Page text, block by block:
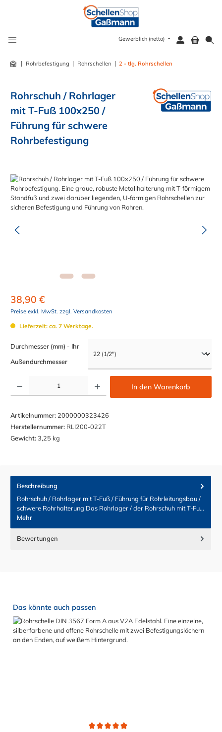
Gewerblich (netto)
| Rohrbefestigung | Rohrschellen | 2 - tlg. Rohrschellen
Rohrschuh / Rohrlager
mit T-Fuß 100x250 /
Führung für schwere
Rohrbefestigung
Bildergalerie überspringen
38,90 €
Preise exkl. MwSt. zzgl. Versandkosten
Lieferzeit: ca. 7 Werktage.
Durchmesser (mm) - Ihr
Außendurchmesserauswählen
Produkt Anzahl: Gib den gewünschten Wert ein oder benutze die Schaltflächen um die Anzahl
In den Warenkorb
Artikelnummer: 2000000323426
Herstellernummer: RLI200-022T
Gewicht: 3,25 kg
Beschreibung
Rohrschuh / Rohrlager mit T-Fuß / Führung für Rohrleitungsbau /
schwere Rohrhalterung Das Rohrlager / der Rohrschuh mit T-Fu…
Mehr
Bewertungen
Produktgalerie überspringen
Das könnte auch passen